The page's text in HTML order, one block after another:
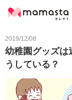
2019/12/08
幼稚園グッズは
うしている？